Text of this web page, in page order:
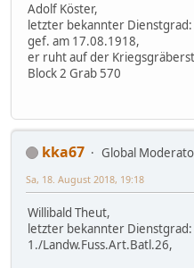
Adolf Köster,
letzter bekannter Dienstgrad:
gef. am 17.08.1918,
er ruht auf der
Block 2 Grab 570
kka67
Global
Sa, 18. August 2018, 19:18
Willibald Theut,
letzter bekannter
1./Landw.Fuss.Art.Batl.26,